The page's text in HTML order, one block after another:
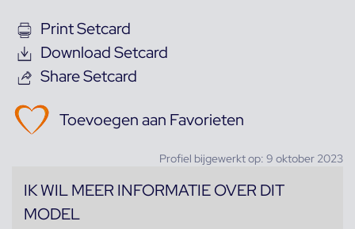
Print Setcard
Download Setcard
Share Setcard
Toevoegen aan Favorieten
Profiel bijgewerkt op: 9 oktober 2023
IK WIL MEER INFORMATIE OVER DIT
MODEL